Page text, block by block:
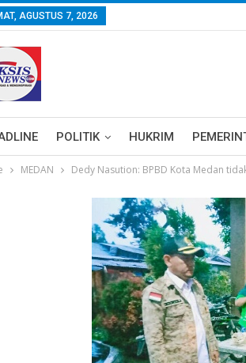
AGUSTUS 7, 2026
POLITIK HUKRIM
MEDAN Dedy Nasution: BPBD Kota Medan